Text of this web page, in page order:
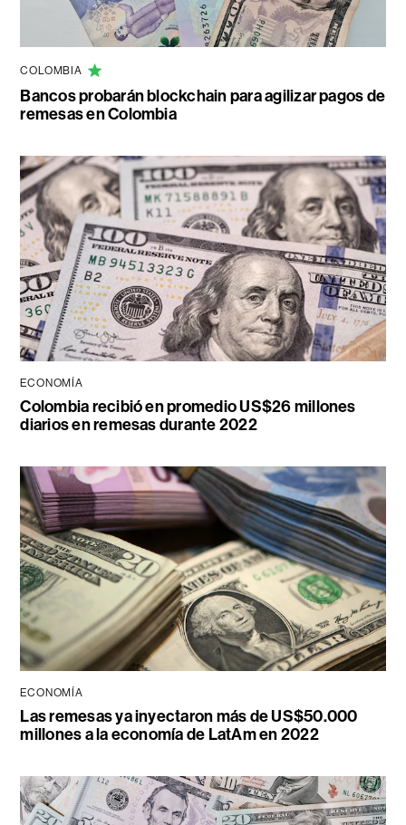
COLOMBIA
Bancos probarán blockchain para agilizar pagos de
remesas en Colombia
ECONOMÍA
Colombia recibió en promedio US$26 millones
diarios en remesas durante 2022
ECONOMÍA
Las remesas ya inyectaron más de US$50.000
millones a la economía de LatAm en 2022